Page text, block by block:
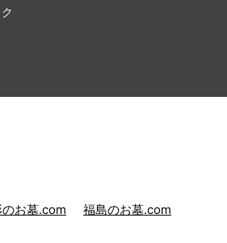
のお墓.com 福島のお墓.com